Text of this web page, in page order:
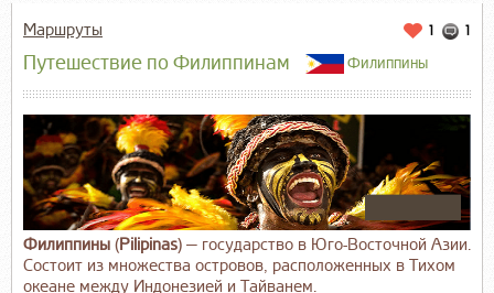
1
1
Маршруты
Путешествие по Филиппинам Филиппины
Филиппины (Pilipinas) — государство в Юго-Восточной Азии.
Состоит из множества островов, расположенных в Тихом
океане между Индонезией и Тайванем.